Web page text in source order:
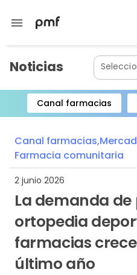
menu
Noticias
Canal farmacias
Item
of
8
Canal farmacias,
Farmacia comunitaria
2 junio 2026
La demanda
ortopedia
farmacias
último año